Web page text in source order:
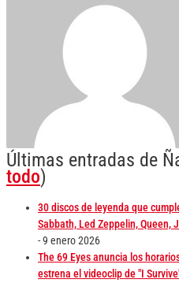
Últimas entradas de
todo)
30 discos de leyenda que
Sabbath, Led Zeppelin, Queen,
- 9 enero 2026
The 69 Eyes anuncia los
estrena el videoclip de "I